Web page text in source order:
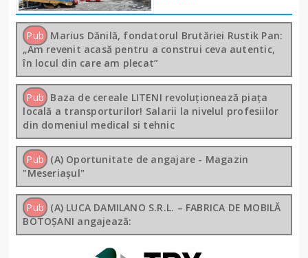
Pub Marius Dănilă, fondatorul Brutăriei Rustik Pan:
„Am revenit acasă pentru a construi ceva autentic,
în locul din care am plecat”
Pub Baza de cereale LITENI revoluționează piața
locală a transporturilor! Salarii la nivelul profesiilor
din domeniul medical si tehnic
Pub (A) Oportunitate de angajare - Magazin
"Meseriașul"
Pub (A) LUCA DAMILANO S.R.L. – FABRICA DE MOBILĂ
BOTOȘANI angajează: